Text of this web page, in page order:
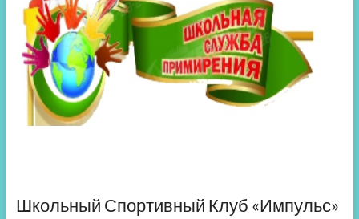
Школьный Спортивный Клуб «Импульс»